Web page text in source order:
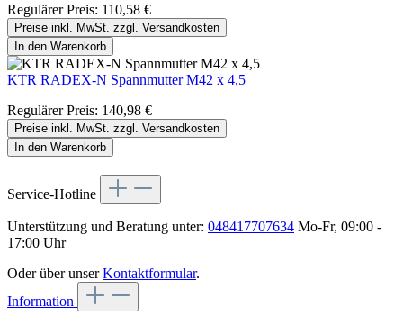
Regulärer Preis: 110,58 €
Preise inkl. MwSt. zzgl. Versandkosten
In den Warenkorb
KTR RADEX-N Spannmutter M42 x 4,5
Regulärer Preis: 140,98 €
Preise inkl. MwSt. zzgl. Versandkosten
In den Warenkorb
Service-Hotline
Unterstützung und Beratung unter: 048417707634 Mo-Fr, 09:00 -
17:00 Uhr
Oder über unserKontaktformular.
Information